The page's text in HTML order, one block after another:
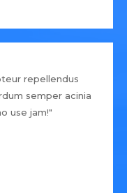
repellendus
semper acinia
use jam!"